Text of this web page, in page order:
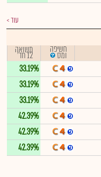
עוד
חשיפה
ומס תשואה
12 חד'
33.19%
33.19%
33.19%
42.39%
42.39%
42.39%